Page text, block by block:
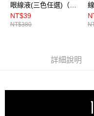
眼線液(三色任選)（特
濃咖啡效期至2026-09-
21）
NT$39
NT$380
詳細說明